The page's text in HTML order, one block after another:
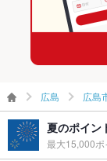
お子様
ちして
グパーティ
お時
備考 突き出
広島 広島
夏のポイン
最大15,000ポ